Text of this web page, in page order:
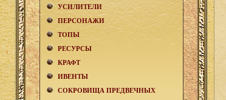
УСИЛИТЕЛИ
ПЕРСОНАЖИ
ТОПЫ
РЕСУРСЫ
КРАФТ
ИВЕНТЫ
СОКРОВИЩА ПРЕДВЕЧНЫХ